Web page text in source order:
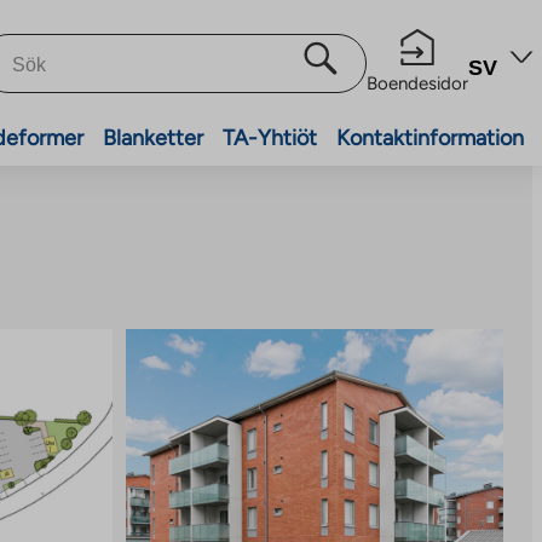
Boendesidor
SV
Blanketter TA-Yhtiöt Kontaktinformation